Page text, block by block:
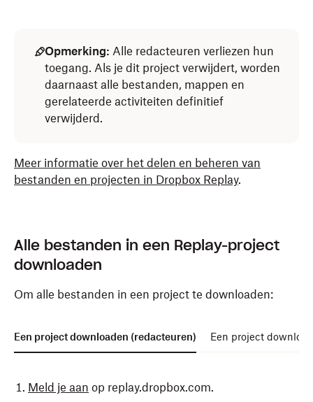
Opmerking: Alle redacteuren verliezen hun
toegang. Als je dit project verwijdert, worden
daarnaast alle bestanden, mappen en
gerelateerde activiteiten definitief
verwijderd.
Meer informatie over het delen en beheren van
bestanden en projecten in Dropbox Replay.
Alle bestanden in een Replay-project
downloaden
Om alle bestanden in een project te downloaden:
Een project downloaden (redacteuren) Een project
Meld je aan op replay.dropbox.com.